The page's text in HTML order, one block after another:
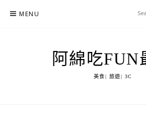
MENU
阿綿吃FUN
美食| 旅遊| 3C